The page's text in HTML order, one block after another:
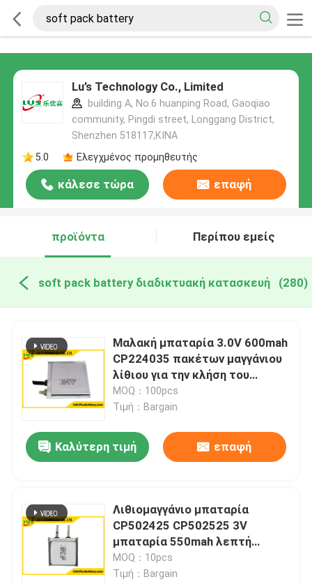
Lu’s Technology Co., Limited
building A, No.6 huanping Road, Gaoqiao
community, Pingdi street, Longgang District,
Shenzhen 518117,ΚΙΝΑ
5.0
Ελεγχμένος προμηθευτής
κάλεσε τώρα επαφή
προϊόντα Περίπου εμείς
soft pack battery διαδικτυακή κατασκευή (280)
Μαλακή μπαταρία 3.0V 600mah
CP224035 πακέτων μαγγάνιου
λίθιου για την κλήση του
εντοπιστή
MOQ：100pcs
Τιμή：Bargain
Καλύτερη τιμή επαφή
Λιθιομαγγάνιο μπαταρία
CP502425 CP502525 3V
μπαταρία 550mah λεπτή
κυψέλη
MOQ：10pcs
Τιμή：Bargain